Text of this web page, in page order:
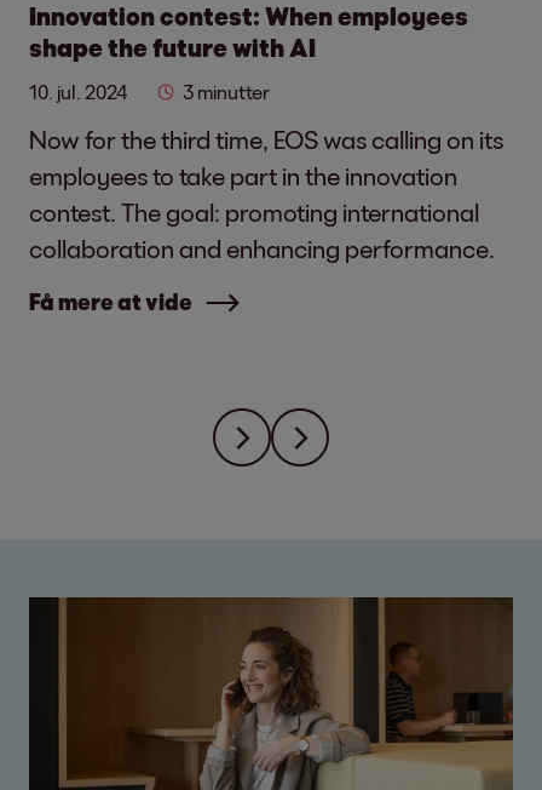
Innovation contest: When employees
shape the future with AI
10. jul. 2024 3 minutter
Now for the third time, EOS was calling on its
employees to take part in the innovation
contest. The goal: promoting international
collaboration and enhancing performance.
Få mere at vide